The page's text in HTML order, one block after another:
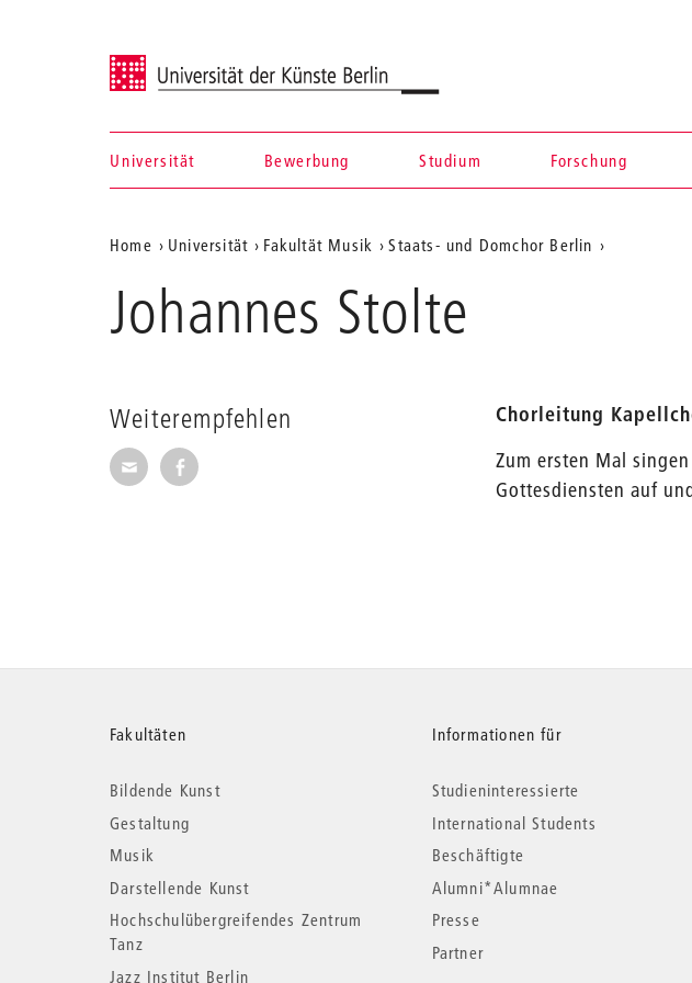
Universität der Künste Berlin
Navigation &
Suche
Universität Bewerbung Studium Forschung
Aktuelle
Position
auf
Home Universität Fakultät Musik Staats- und Domchor Berlin
Johannes Stolte
Weiterempfehlen
Seite per E-Mail weiterempfehlen
Seite auf Facebook weiterempfehlen
Chorleitung
Zum ersten Mal
Gottesdiensten auf
Weitere
Informationen
Fakultäten
Bildende Kunst
Gestaltung
Musik
Darstellende Kunst
Hochschulübergreifendes Zentrum
Tanz
Jazz Institut Berlin
Informationen für
Studieninteressierte
International Students
Beschäftigte
Alumni*Alumnae
Presse
Partner